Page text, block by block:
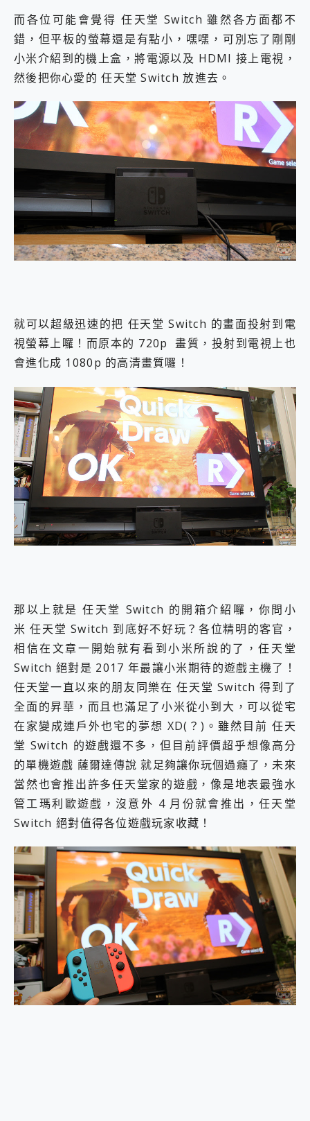
而各位可能會覺得 任天堂 Switch 雖然各方面都不
錯，但平板的螢幕還是有點小，嘿嘿，可別忘了剛剛
小米介紹到的機上盒，將電源以及 HDMI 接上電視，
然後把你心愛的 任天堂 Switch 放進去。
就可以超級迅速的把 任天堂 Switch 的畫面投射到電
視螢幕上囉！而原本的 720p 畫質，投射到電視上也
會進化成 1080p 的高清畫質囉！
那以上就是 任天堂 Switch 的開箱介紹囉，你問小
米 任天堂 Switch 到底好不好玩？各位精明的客官，
相信在文章一開始就有看到小米所說的了，任天堂
Switch 絕對是 2017 年最讓小米期待的遊戲主機了！
任天堂一直以來的朋友同樂在 任天堂 Switch 得到了
全面的昇華，而且也滿足了小米從小到大，可以從宅
在家變成連戶外也宅的夢想 XD(？)。雖然目前 任天
堂 Switch 的遊戲還不多，但目前評價超乎想像高分
的單機遊戲 薩爾達傳說 就足夠讓你玩個過癮了，未來
當然也會推出許多任天堂家的遊戲，像是地表最強水
管工瑪利歐遊戲，沒意外 4 月份就會推出，任天堂
Switch 絕對值得各位遊戲玩家收藏！